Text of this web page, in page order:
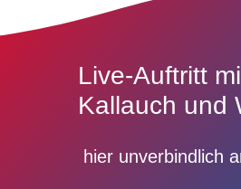
Live-Auftritt
Kallauch und
hier unverbindlich